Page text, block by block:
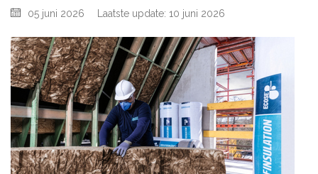
05 juni 2026 Laatste update: 10 juni 2026